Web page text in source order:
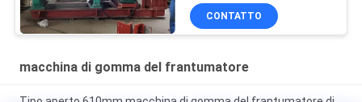
con il miscelatore di
riserva
CONTATTO
macchina di gomma del frantumatore